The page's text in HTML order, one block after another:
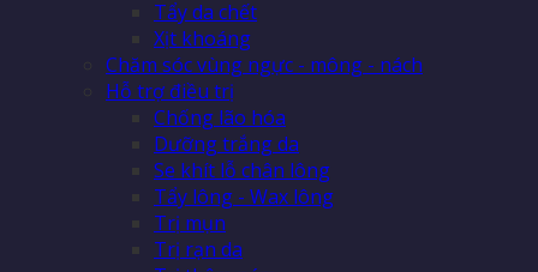
Tẩy da chết
Xịt khoáng
Chăm sóc vùng ngực - mông - nách
Hỗ trợ điều trị
Chống lão hóa
Dưỡng trắng da
Se khít lỗ chân lông
Tẩy lông - Wax lông
Trị mụn
Trị rạn da